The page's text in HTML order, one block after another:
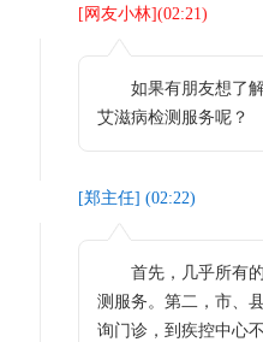
[ 网友小林](02:21)
如果有朋友想了解
艾滋病检测服务呢？
[郑主任] (02:22)
首先，几乎所有的
测服务。第二，市、
询门诊，到疾控中心